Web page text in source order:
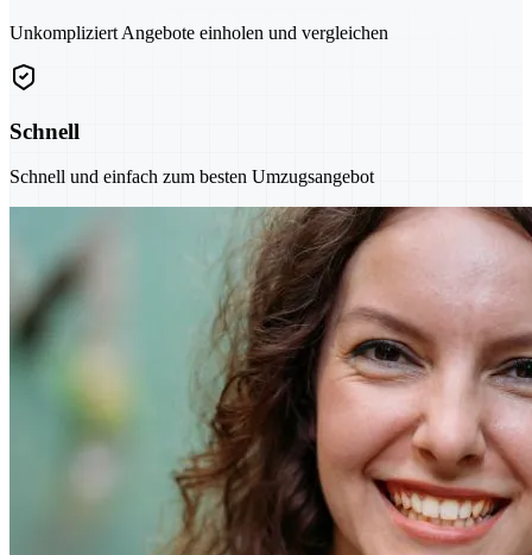
Unkompliziert Angebote einholen und vergleichen
Schnell
Schnell und einfach zum besten Umzugsangebot